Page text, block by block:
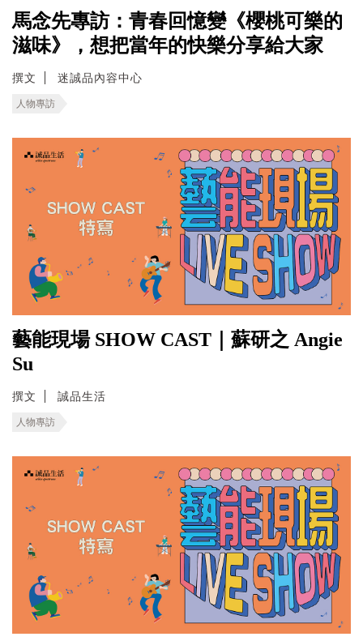
馬念先專訪：青春回憶變《櫻桃可樂的
滋味》，想把當年的快樂分享給大家
撰文 迷誠品內容中心
人物專訪
藝能現場 SHOW CAST｜蘇研之 Angie
Su
撰文 誠品生活
人物專訪